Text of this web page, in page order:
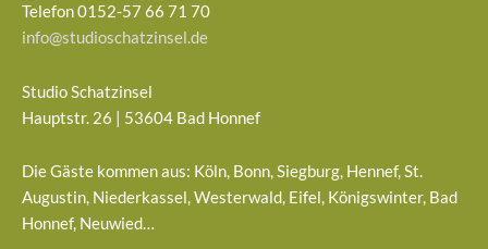
Telefon 0152-57 66 71 70
info@studioschatzinsel.de
Studio Schatzinsel
Hauptstr. 26 | 53604 Bad Honnef
Die Gäste kommen aus: Köln, Bonn, Siegburg, Hennef, St.
Augustin, Niederkassel, Westerwald, Eifel, Königswinter, Bad
Honnef, Neuwied…